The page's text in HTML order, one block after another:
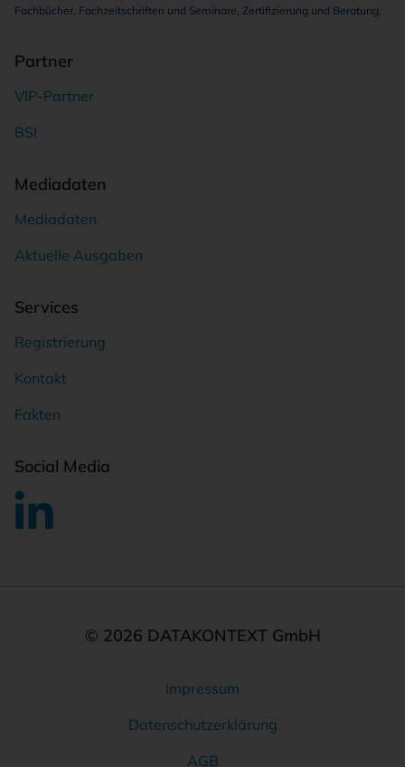
Fachbücher, Fachzeitschriften und Seminare, Zertifizierung und Beratung.
Partner
VIP-Partner
BSI
Mediadaten
Mediadaten
Aktuelle Ausgaben
Services
Registrierung
Kontakt
Fakten
Social Media
© 2026 DATAKONTEXT GmbH
Impressum
Datenschutzerklärung
AGB